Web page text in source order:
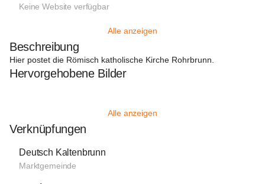
Keine Website verfügbar
Alle anzeigen
Beschreibung
Hier postet die Römisch katholische Kirche Rohrbrunn.
Hervorgehobene Bilder
Alle anzeigen
Verknüpfungen
Deutsch Kaltenbrunn
Marktgemeinde